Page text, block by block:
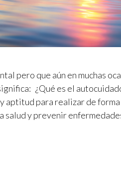
pero que aún en muchas
¿Qué es el
aptitud para realizar de
y prevenir